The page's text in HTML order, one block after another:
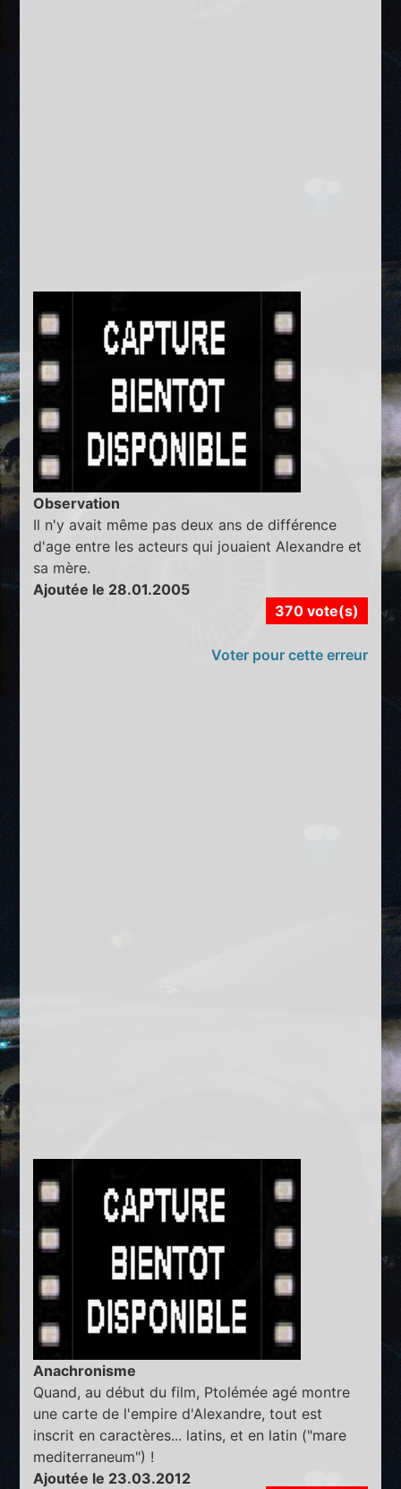
Observation
Il n'y avait même pas deux ans de différence
d'age entre les acteurs qui jouaient Alexandre et
sa mère.
Ajoutée le 28.01.2005
370 vote(s)
Voter pour cette erreur
Anachronisme
Quand, au début du film, Ptolémée agé montre
une carte de l'empire d'Alexandre, tout est
inscrit en caractères... latins, et en latin ("mare
mediterraneum") !
Ajoutée le 23.03.2012